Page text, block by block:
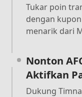
Tukar poin
dengan
menarik dari
Nonton
Aktifkan
Dukung